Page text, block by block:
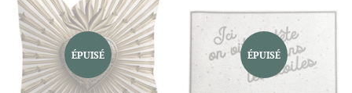
ÉPUISÉ ÉPUISÉ